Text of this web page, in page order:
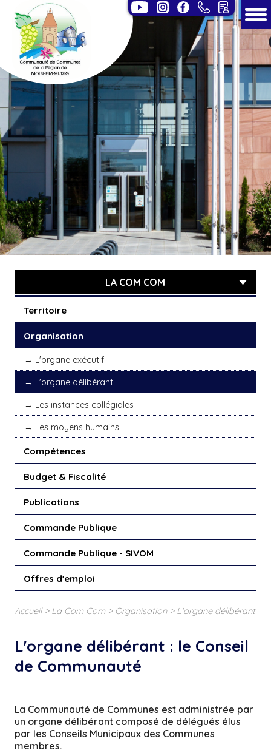
LA COM COM
Territoire
Organisation
L'organe exécutif
L'organe délibérant
Les instances collégiales
Les moyens humains
Compétences
Budget & Fiscalité
Publications
Commande Publique
Commande Publique - SIVOM
Offres d'emploi
Accueil> La Com Com> Organisation> L'organe délibérant
L'organe délibérant : le Conseil
de Communauté
La Communauté de Communes est administrée par
un organe délibérant composé de délégués élus
par les Conseils Municipaux des Communes
membres.